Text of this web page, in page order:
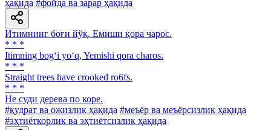
ҳақида #фойда ва зарар ҳақида
Итимнинг боғи йўқ, Емиши қора чарос.
* * *
Itimning bog‘i yo‘q, Yemishi qora charos.
* * *
Straight trees have crooked ro6fs.
* * *
He суди дерева по коре.
#қудрат ва ожизлик ҳақида #меъёр ва меъёрсизлик ҳақида
#эҳтиёткорлик ва эҳтиётсизлик ҳақида